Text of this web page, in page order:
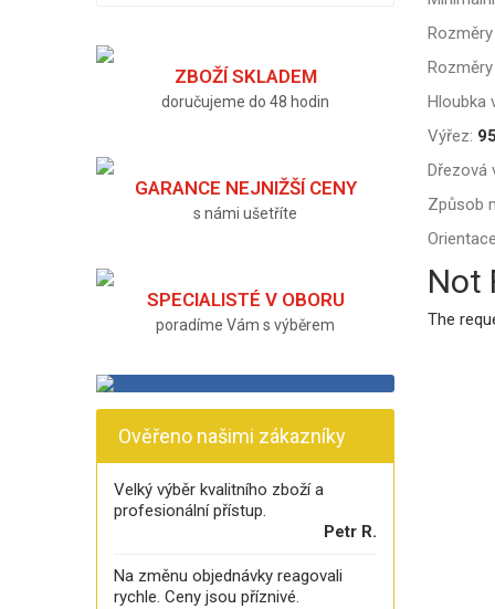
Hloubka
Výřez:
Dřezová
Způsob
Not
The
ZBOŽÍ SKLADEM
doručujeme do 48 hodin
GARANCE NEJNIŽŠÍ CENY
s námi ušetříte
SPECIALISTÉ V OBORU
poradíme Vám s výběrem
Ověřeno našimi zákazníky
Velký výběr kvalitního zboží a
profesionální přístup.
Petr R.
Na změnu objednávky reagovali
rychle. Ceny jsou příznivé.